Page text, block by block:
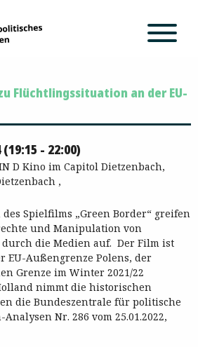
Flüchtlingssituation an der EU-
- 22:00)
D Kino im Capitol Dietzenbach,
,
Spielfilms „Green Border“ greifen
und Manipulation von
die Medien auf. Der Film ist
EU-Außengrenze Polens, der
Grenze im Winter 2021/22
nimmt die historischen
die Bundeszentrale für politische
Nr. 286 vom 25.01.2022,